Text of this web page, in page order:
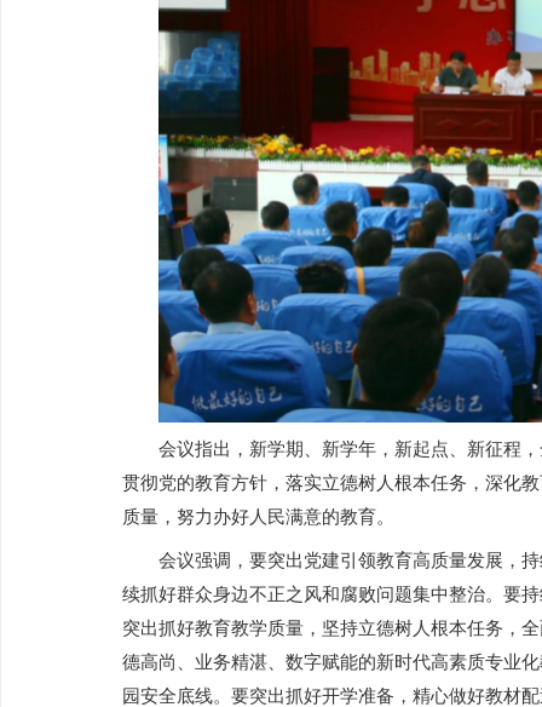
会议指出，新学期、新学年，新起点、新征程
贯彻党的教育方针，落实立德树人根本任务，深化
质量，努力办好人民满意的教育。
会议强调，要突出党建引领教育高质量发展，
续抓好群众身边不正之风和腐败问题集中整治。要
突出抓好教育教学质量，坚持立德树人根本任务，
德高尚、业务精湛、数字赋能的新时代高素质专业
园安全底线。要突出抓好开学准备，精心做好教材